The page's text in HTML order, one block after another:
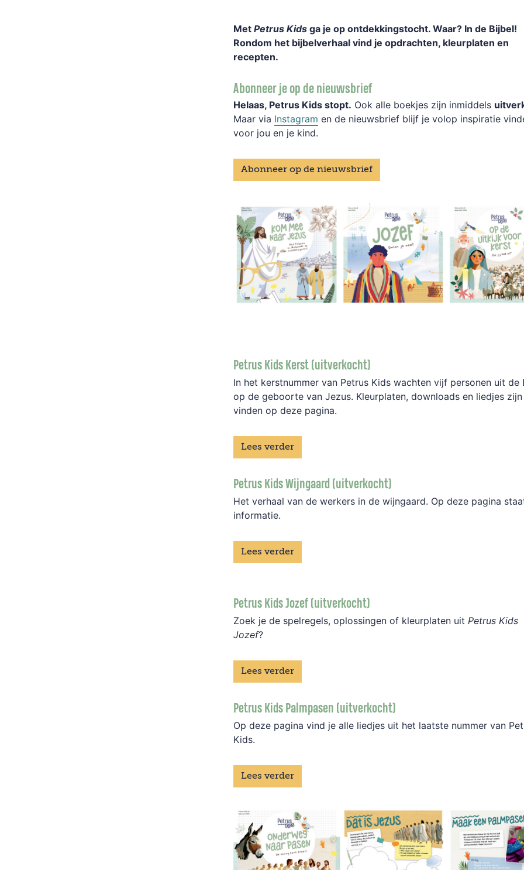
Met Petrus Kidsga je op ontdekkingstocht. Waar? In de Bijbel!
Rondom het bijbelverhaal vind je opdrachten, kleurplaten en
recepten.
Abonneer je op de nieuwsbrief
Helaas, Petrus Kids stopt. Ook alle boekjes zijn inmiddels
Maar via Instagram en de nieuwsbrief blijf je volop inspiratie
voor jou en je kind.
Abonneer op de nieuwsbrief
Petrus Kids Kerst (uitverkocht)
In het kerstnummer van Petrus Kids wachten vijf personen uit de
op de geboorte van Jezus. Kleurplaten, downloads en liedjes
vinden op deze pagina.
Lees verder
Petrus Kids Wijngaard (uitverkocht)
Het verhaal van de werkers in de wijngaard. Op deze pagina
informatie.
Lees verder
Petrus Kids Jozef (uitverkocht)
Zoek je de spelregels, oplossingen of kleurplaten uit Petrus Kids
Jozef?
Lees verder
Petrus Kids Palmpasen (uitverkocht)
Op deze pagina vind je alle liedjes uit het laatste nummer van
Kids.
Lees verder